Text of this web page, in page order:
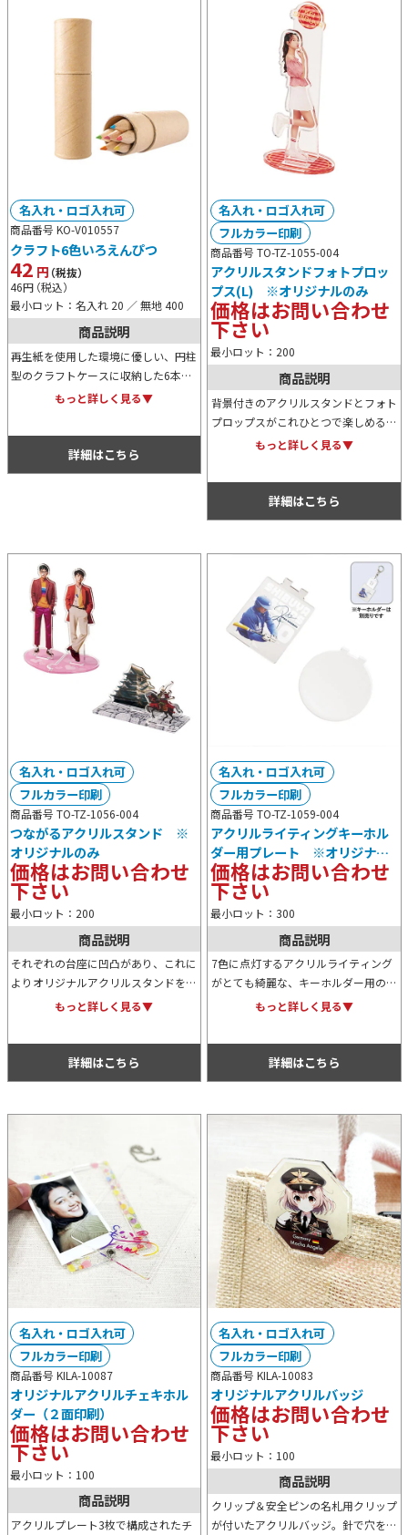
商品番号 KO-V010557
クラフト6色いろえんぴつ
42 円（税抜）
46円（税込）
最小ロット：名入れ 20 ／ 無地 400
名入れ・ロゴ入れ可
商品説明
再生紙を使用した環境に優しい、円柱
型のクラフトケースに収納した6本セ
ットの色鉛筆。コンパクトで携帯しや
関連のキャンペーンノベルティに最適
もっと詳しく見る▼
詳細はこちら
商品番号 TO-TZ-1055-004
アクリルスタンドフォトプロッ
プス(L) ※オリジナルのみ
価格はお問い合わせ
下さい
最小ロット：200
名入れ・ロゴ入れ可
フルカラー印刷
商品説明
背景付きのアクリルスタンドとフォト
プロップスがこれひとつで楽しめるL
サイズアイテム。アニメやアイドルの
ノベルティグッズとしてもおすすめ。
もっと詳しく見る▼
詳細はこちら
商品番号 TO-TZ-1056-004
つながるアクリルスタンド ※
オリジナルのみ
価格はお問い合わせ
下さい
最小ロット：200
名入れ・ロゴ入れ可
フルカラー印刷
商品説明
それぞれの台座に凹凸があり、これに
よりオリジナルアクリルスタンドを並
べて繋げることが可能なアイテムで
ジナルグッズ用などにおすすめです。
もっと詳しく見る▼
詳細はこちら
商品番号 TO-TZ-1059-004
アクリルライティングキーホル
ダー用プレート ※オリジナル
のみ
価格はお問い合わせ
下さい
最小ロット：300
名入れ・ロゴ入れ可
フルカラー印刷
商品説明
7色に点灯するアクリルライティング
がとても綺麗な、キーホルダー用のプ
レートです。別売りのキーホルダーを
とが可能。販促グッズとしても人気で
もっと詳しく見る▼
詳細はこちら
商品番号 KILA-10087
オリジナルアクリルチェキホル
ダー（２面印刷）
価格はお問い合わせ
下さい
最小ロット：100
名入れ・ロゴ入れ可
フルカラー印刷
商品説明
アクリルプレート3枚で構成されたチ
商品番号 KILA-10083
オリジナルアクリルバッジ
価格はお問い合わせ
下さい
最小ロット：100
名入れ・ロゴ入れ可
フルカラー印刷
商品説明
クリップ＆安全ピンの名札用クリップ
が付いたアクリルバッジ。針で穴をあ